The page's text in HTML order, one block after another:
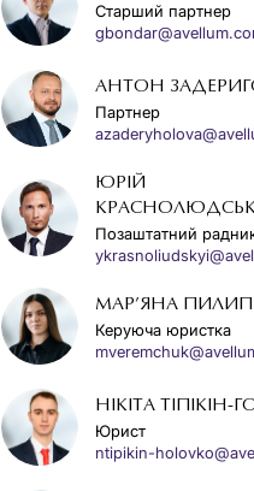
Старший партнер
АНТОН
Партнер
ЮРІЙ
Позаштатний
МАР’ЯНА
Керуюча юристка
НІКІТА ТІПІКІН-
Юрист
ntipikin-